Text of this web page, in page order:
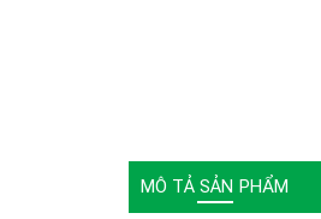
MÔ TẢ SẢN PHẨM